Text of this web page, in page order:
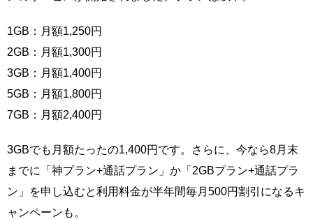
1GB：月額1,250円
2GB：月額1,300円
3GB：月額1,400円
5GB：月額1,800円
7GB：月額2,400円
3GBでも月額たったの1,400円です。さらに、今なら8月末
までに「神プラン+通話プラン」か「2GBプラン+通話プラ
ン」を申し込むと利用料金が半年間毎月500円割引になるキ
ャンペーンも。